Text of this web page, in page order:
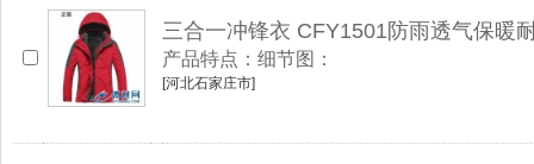
三合一冲锋衣 CFY1501防雨透气保暖
产品特点：细节图：
[河北石家庄市]